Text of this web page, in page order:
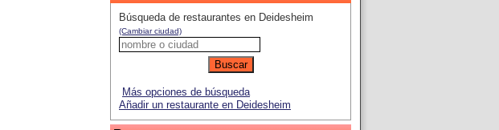
Búsqueda de restaurantes en Deidesheim
(Cambiar ciudad)
Más opciones de búsqueda
Añadir un restaurante en Deidesheim